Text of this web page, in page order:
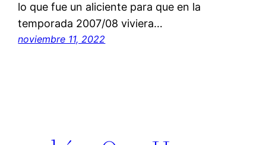
lo que fue un aliciente para que en la
temporada 2007/08 viviera…
noviembre 11, 2022